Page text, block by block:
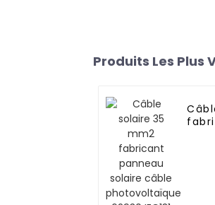
Produits Les Plus